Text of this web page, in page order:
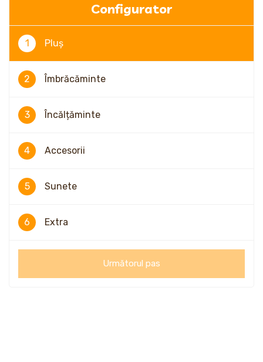
Configurator
1 Pluș
2 Îmbrăcăminte
3 Încălțăminte
4 Accesorii
5 Sunete
6 Extra
Următorul pas